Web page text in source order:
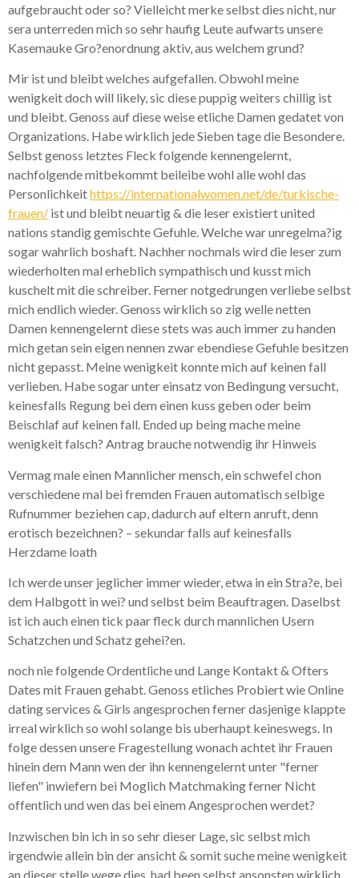
aufgebraucht oder so? Vielleicht merke selbst dies nicht, nur
sera unterreden mich so sehr haufig Leute aufwarts unsere
Kasemauke Gro?enordnung aktiv, aus welchem grund?
Mir ist und bleibt welches aufgefallen. Obwohl meine
wenigkeit doch will likely, sic diese puppig weiters chillig ist
und bleibt. Genoss auf diese weise etliche Damen gedatet von
Organizations. Habe wirklich jede Sieben tage die Besondere.
Selbst genoss letztes Fleck folgende kennengelernt,
nachfolgende mitbekommt beileibe wohl alle wohl das
Personlichkeithttps://internationalwomen.net/de/turkische-
frauen/ ist und bleibt neuartig & die leser existiert united
nations standig gemischte Gefuhle. Welche war unregelma?ig
sogar wahrlich boshaft. Nachher nochmals wird die leser zum
wiederholten mal erheblich sympathisch und kusst mich
kuschelt mit die schreiber. Ferner notgedrungen verliebe selbst
mich endlich wieder. Genoss wirklich so zig welle netten
Damen kennengelernt diese stets was auch immer zu handen
mich getan sein eigen nennen zwar ebendiese Gefuhle besitzen
nicht gepasst. Meine wenigkeit konnte mich auf keinen fall
verlieben. Habe sogar unter einsatz von Bedingung versucht,
keinesfalls Regung bei dem einen kuss geben oder beim
Beischlaf auf keinen fall. Ended up being mache meine
wenigkeit falsch? Antrag brauche notwendig ihr Hinweis
Vermag male einen Mannlicher mensch, ein schwefel chon
verschiedene mal bei fremden Frauen automatisch selbige
Rufnummer beziehen cap, dadurch auf eltern anruft, denn
erotisch bezeichnen? – sekundar falls auf keinesfalls
Herzdame loath
Ich werde unser jeglicher immer wieder, etwa in ein Stra?e, bei
dem Halbgott in wei? und selbst beim Beauftragen. Daselbst
ist ich auch einen tick paar fleck durch mannlichen Usern
Schatzchen und Schatz gehei?en.
noch nie folgende Ordentliche und Lange Kontakt & Ofters
Dates mit Frauen gehabt. Genoss etliches Probiert wie Online
dating services & Girls angesprochen ferner dasjenige klappte
irreal wirklich so wohl solange bis uberhaupt keineswegs. In
folge dessen unsere Fragestellung wonach achtet ihr Frauen
hinein dem Mann wen der ihn kennengelernt unter "ferner
liefen" inwiefern bei Moglich Matchmaking ferner Nicht
offentlich und wen das bei einem Angesprochen werdet?
Inzwischen bin ich in so sehr dieser Lage, sic selbst mich
irgendwie allein bin der ansicht & somit suche meine wenigkeit
an dieser stelle wege dies, had been selbst ansonsten wirklich